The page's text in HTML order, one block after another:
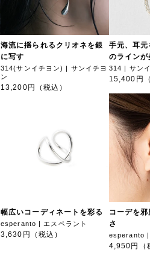
海流に揺られるクリオネを銀
に写す
314(サンイチヨン) | サンイチヨ
ン
13,200円（税込）
手元、耳
のライン
314 | サン
15,400円
幅広いコーディネートを彩る
esperanto | エスペラント
3,630円（税込）
コーデを
さ
esperanto |
4,950円（